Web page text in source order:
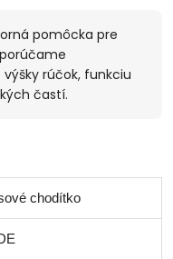
pomôcka pre
rúčok, funkciu
častí.
chodítko